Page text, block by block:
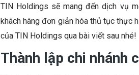
TIN Holdings sẽ mang đến dịch vụ
khách hàng đơn giản hóa thủ tục thực
của TIN Holdings qua bài viết sau nhé!
Thành lập chi nhánh